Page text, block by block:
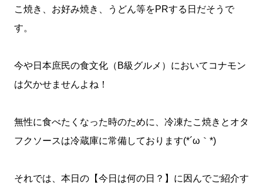
こ焼き、お好み焼き、うどん等をPRする日だそうで
す。
今や日本庶民の食文化（B級グルメ）においてコナモン
は欠かせませんよね！
無性に食べたくなった時のために、冷凍たこ焼きとオタ
フクソースは冷蔵庫に常備しております(*´ω｀*)ゞ
それでは、本日の【今日は何の日？】に因んでご紹介す